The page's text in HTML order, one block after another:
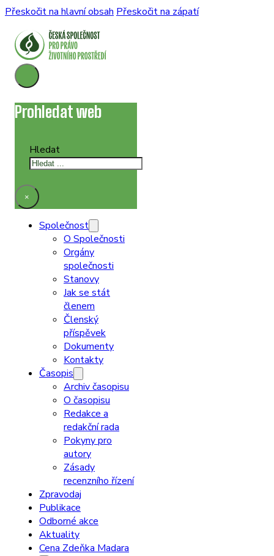
Přeskočit na hlavní obsah Přeskočit na zápatí
Prohledat web
Hledat
×
Společnost
O Společnosti
Orgány
společnosti
Stanovy
Jak se stát
členem
Členský
příspěvek
Dokumenty
Kontakty
Časopis
Archiv časopisu
O časopisu
Redakce a
redakční rada
Pokyny pro
autory
Zásady
recenzního řízení
Zpravodaj
Publikace
Odborné akce
Aktuality
Cena Zdeňka Madara